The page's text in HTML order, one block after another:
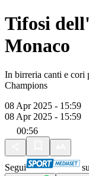
Tifosi
Monaco
In birreria canti e cori
Champions
08 Apr 2025 - 15:59
08 Apr 2025 - 15:59
00:56
Segui su